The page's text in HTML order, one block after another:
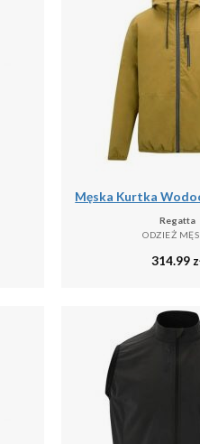
Regatta
ODZIEŻ
314.99